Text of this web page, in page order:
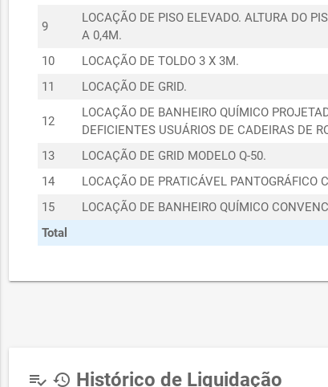
9
LOCAÇÃO DE PISO ELEVADO. ALTURA DO
A 0,4M.
10 LOCAÇÃO DE TOLDO 3 X 3M.
11
LOCAÇÃO DE GRID.
12
LOCAÇÃO DE BANHEIRO QUÍMICO
DEFICIENTES USUÁRIOS DE CADEIRAS DE
13 LOCAÇÃO DE GRID MODELO Q-50.
14
LOCAÇÃO DE PRATICÁVEL
15
LOCAÇÃO DE BANHEIRO QUÍMICO
Total
playlist_add_check history Histórico de Liquidação